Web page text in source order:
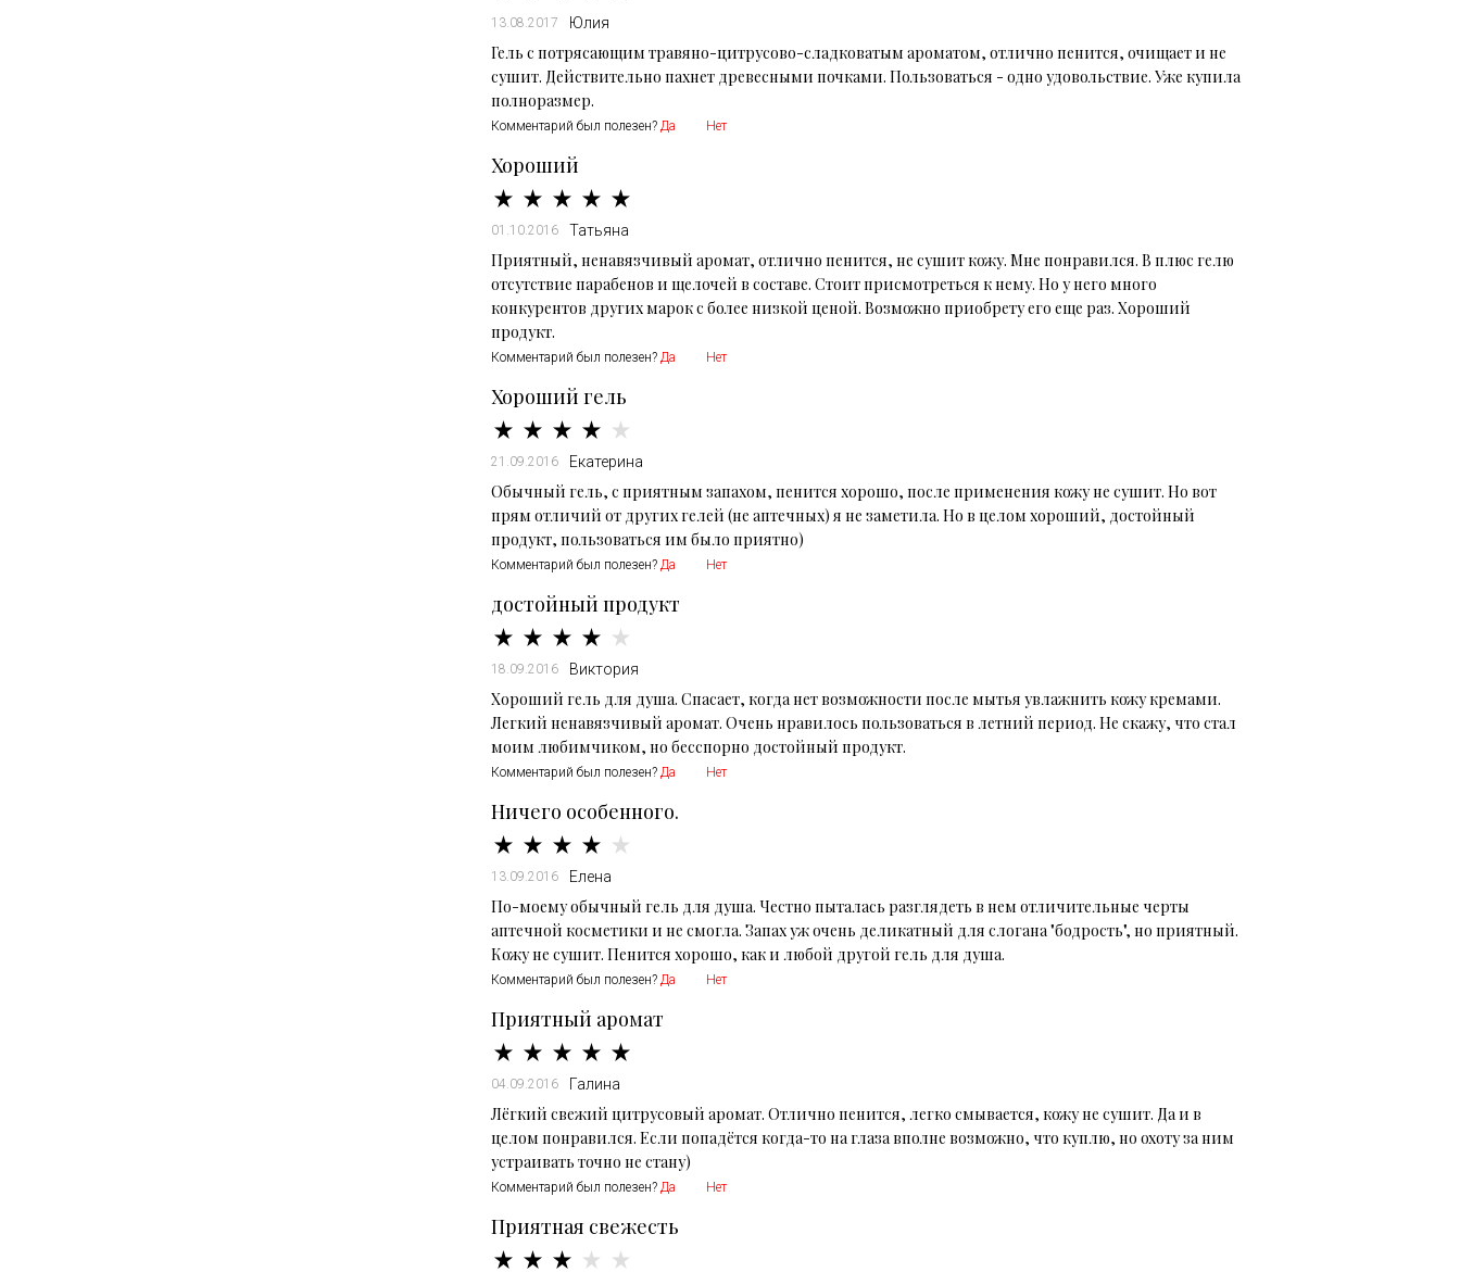
13.08.2017 Юлия
Гель с потрясающим травяно-цитрусово-сладковатым ароматом, отлично пенится, очищает и не
сушит. Действительно пахнет древесными почками. Пользоваться - одно удовольствие. Уже купила
полноразмер.
Комментарий был полезен? Да Нет
Хороший
01.10.2016 Татьяна
Приятный, ненавязчивый аромат, отлично пенится, не сушит кожу. Мне понравился. В плюс гелю
отсутствие парабенов и щелочей в составе. Стоит присмотреться к нему. Но у него много
конкурентов других марок с более низкой ценой. Возможно приобрету его еще раз. Хороший
продукт.
Комментарий был полезен? Да Нет
Хороший гель
21.09.2016 Екатерина
Обычный гель, с приятным запахом, пенится хорошо, после применения кожу не сушит. Но вот
прям отличий от других гелей (не аптечных) я не заметила. Но в целом хороший, достойный
продукт, пользоваться им было приятно)
Комментарий был полезен? Да Нет
достойный продукт
18.09.2016 Виктория
Хороший гель для душа. Спасает, когда нет возможности после мытья увлажнить кожу кремами.
Легкий ненавязчивый аромат. Очень нравилось пользоваться в летний период. Не скажу, что стал
моим любимчиком, но бесспорно достойный продукт.
Комментарий был полезен? Да Нет
Ничего особенного.
13.09.2016 Елена
По-моему обычный гель для душа. Честно пыталась разглядеть в нем отличительные черты
аптечной косметики и не смогла. Запах уж очень деликатный для слогана "бодрость", но приятный.
Кожу не сушит. Пенится хорошо, как и любой другой гель для душа.
Комментарий был полезен? Да Нет
Приятный аромат
04.09.2016 Галина
Лёгкий свежий цитрусовый аромат. Отлично пенится, легко смывается, кожу не сушит. Да и в
целом понравился. Если попадётся когда-то на глаза вполне возможно, что куплю, но охоту за ним
устраивать точно не стану)
Комментарий был полезен? Да Нет
Приятная свежесть